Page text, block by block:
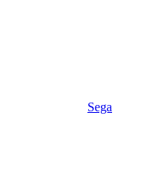
Sega